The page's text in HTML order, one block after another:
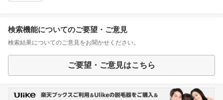
検索機能についてのご要望・ご意見
検索結果についてのご意見をお聞かせください。
ご要望・ご意見はこちら